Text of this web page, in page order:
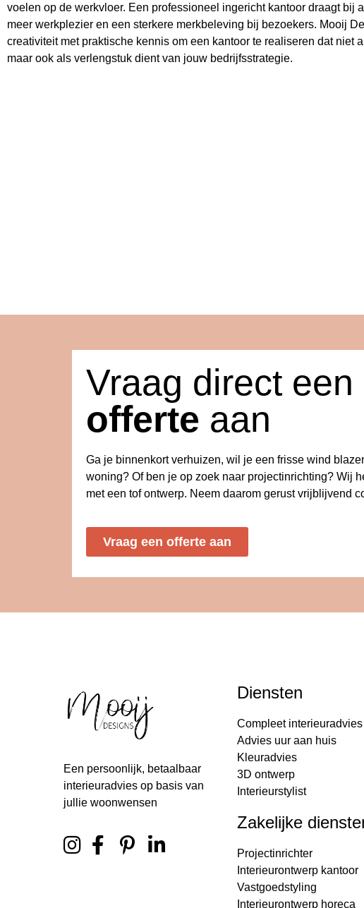
voelen op de werkvloer. Een professioneel ingericht kantoor draagt bij
meer werkplezier en een sterkere merkbeleving bij bezoekers. Mooij
creativiteit met praktische kennis om een kantoor te realiseren dat niet
maar ook als verlengstuk dient van jouw bedrijfsstrategie.
Vraag direct een
offerte aan
Ga je binnenkort verhuizen, wil je een frisse wind
woning? Of ben je op zoek naar projectinrichting? Wij
met een tof ontwerp. Neem daarom gerust vrijblijvend
Vraag een offerte aan
Een persoonlijk, betaalbaar
interieuradvies op basis van
jullie woonwensen
Diensten
Compleet interieuradvies
Advies uur aan huis
Kleuradvies
3D ontwerp
Interieurstylist
Zakelijke
Projectinrichter
Interieurontwerp kantoor
Vastgoedstyling
Interieurontwerp horeca